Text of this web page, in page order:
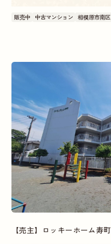
販売中 中古マンション 相模原市南区
【売主】ロッキーホーム寿町